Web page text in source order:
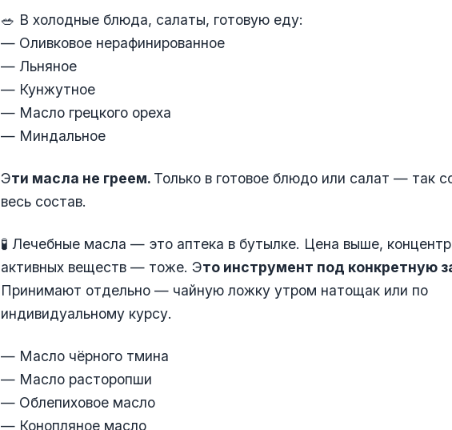
🥗 В холодные блюда, салаты, готовую еду:
— Оливковое нерафинированное
— Льняное
— Кунжутное
— Масло грецкого ореха
— Миндальное
Эти масла не греем. Только в готовое блюдо или салат — так
весь состав.
🧪 Лечебные масла — это аптека в бутылке. Цена выше,
активных веществ — тоже. Это инструмент под конкретную
Принимают отдельно — чайную ложку утром натощак или по
индивидуальному курсу.
— Масло чёрного тмина
— Масло расторопши
— Облепиховое масло
— Конопляное масло